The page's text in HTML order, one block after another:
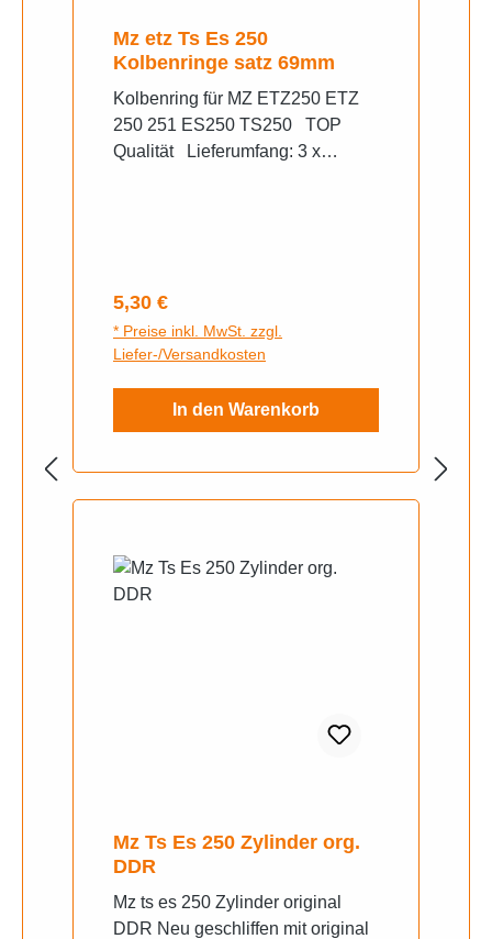
Mz etz Ts Es 250
Kolbenringe satz 69mm
Kolbenring für MZ ETZ250 ETZ
250 251 ES250 TS250 TOP
Qualität Lieferumfang: 3 x
Regulärer Preis:
5,30 €
* Preise inkl. MwSt. zzgl.
Liefer-/Versandkosten
In den Warenkorb
Mz Ts Es 250 Zylinder org.
DDR
Mz ts es 250 Zylinder original
DDR Neu geschliffen mit original